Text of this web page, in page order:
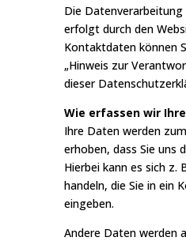
Die
erfolgt durch den
Kontaktdaten können
„Hinweis zur
dieser
Wie erfassen wir
Ihre Daten werden
erhoben, dass Sie uns
Hierbei kann es sich z.
handeln, die Sie in ein
eingeben.
Andere Daten werden